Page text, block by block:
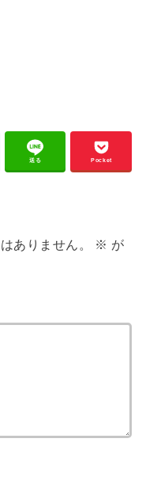
送る Pocket
ありません。 ※ が